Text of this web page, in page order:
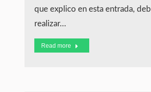
que explico en esta entrada,
realizar…
Read more